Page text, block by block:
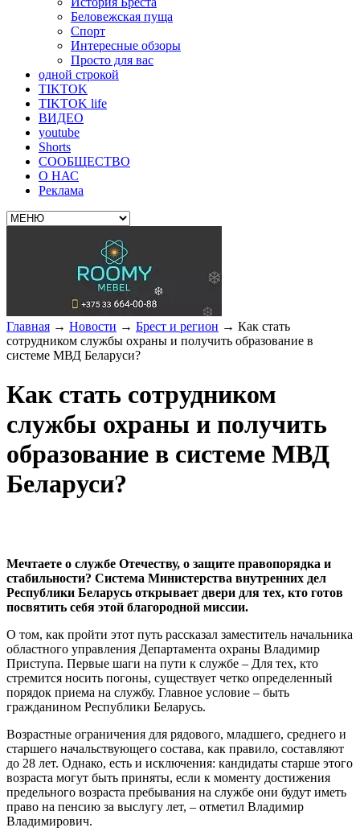
Беловежская пуща
Спорт
Интересные обзоры
Просто для вас
одной строкой
TIKTOK
TIKTOK life
ВИДЕО
youtube
Shorts
СООБЩЕСТВО
О НАС
Реклама
Главная → Новости → Брест и регион → Как стать
сотрудником службы охраны и получить образование в
системе МВД Беларуси?
Как стать сотрудником
службы охраны и получить
образование в системе МВД
Беларуси?
Мечтаете о службе Отечеству, о защите правопорядка и
стабильности? Система Министерства внутренних дел
Республики Беларусь открывает двери для тех, кто готов
посвятить себя этой благородной миссии.
О том, как пройти этот путь рассказал заместитель начальника
областного управления Департамента охраны Владимир
Приступа. Первые шаги на пути к службе – Для тех, кто
стремится носить погоны, существует четко определенный
порядок приема на службу. Главное условие – быть
гражданином Республики Беларусь.
Возрастные ограничения для рядового, младшего, среднего и
старшего начальствующего состава, как правило, составляют
до 28 лет. Однако, есть и исключения: кандидаты старше этого
возраста могут быть приняты, если к моменту достижения
предельного возраста пребывания на службе они будут иметь
право на пенсию за выслугу лет, – отметил Владимир
Владимирович.